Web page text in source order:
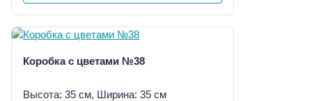
Коробка с цветами №38
Высота: 35 см, Ширина: 35 см